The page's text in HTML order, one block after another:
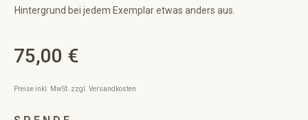
Hintergrund bei jedem Exemplar etwas anders aus.
Regulärer Preis:
75,00 €
Preise inkl. MwSt. zzgl. Versandkosten